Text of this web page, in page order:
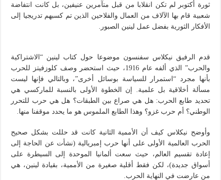
ثورة أكتوبر لم تكن انقلابا من قبل متآمرين عنيفين، بل كانت انتفاضة
شعبية قام بها الآلاف من العمال والفلاحين الذين تم كسبهم تدريجيا إلى
الأفكار الثورية بفضل عمل لينين الصبور.
قدم الرفيق نيكلاس سفنسون موضوعا حول كتاب لينين “الاشتراكية
والحرب” الذي ألفه عام 1916، حيث استحضر وصف كلوزفيتز للحرب
بأنها مجرد “استمرار للسياسة بوسائل أخرى”، وبالتالي فإنها ليست
مسألة أخلاقية بل علمية. إن الخطوة الأولى بالنسبة للماركسي هي
تحديد طابع الحرب: هل هي صراع بين الطبقات؟ هل هي حرب للتحرر
الوطني؟ أم حرب غزو؟ وهذا الطابع الملموس هو ما يحدد موقفنا منها.
وأوضح نيكلاس كيف أن الأممية الثانية كانت قد حللت بشكل صحيح
الحرب العالمية الأولى على أنها حرب إمبريالية (نشأت عن الحاجة إلى
إعادة تقسيم العالم، حيث سعت ألمانيا الموحدة إلى السيطرة على
أسواق جديدة)، لكن فقط أقلية صغيرة من الأممية، بقيادة لينين، هي
من عارضت في النهاية الحرب.